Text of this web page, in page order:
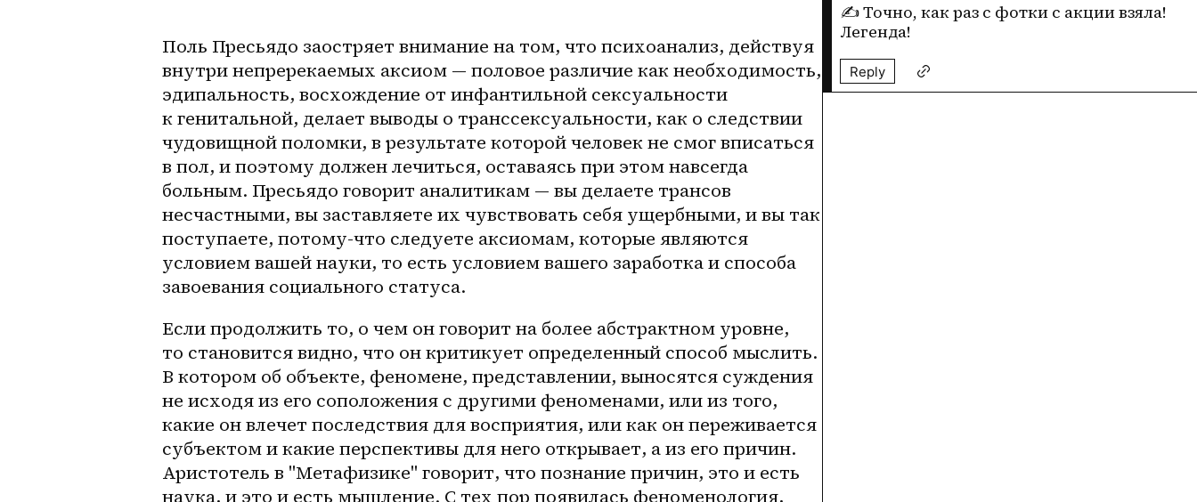
Поль Пресьядо заостряет внимание на том, что психоанализ, действуя
внутри непререкаемых аксиом — половое различие как необходимость,
эдипальность, восхождение от инфантильной сексуальности
к генитальной, делает выводы о транссексуальности, как о следствии
чудовищной поломки, в результате которой человек не смог вписаться
в пол, и поэтому должен лечиться, оставаясь при этом навсегда
больным. Пресьядо говорит аналитикам — вы делаете трансов
несчастными, вы заставляете их чувствовать себя ущербными, и вы так
поступаете, потому-что следуете аксиомам, которые являются
условием вашей науки, то есть условием вашего заработка и способа
завоевания социального статуса.
Если продолжить то, о чем он говорит на более абстрактном уровне,
то становится видно, что он критикует определенный способ мыслить.
В котором об объекте, феномене, представлении, выносятся суждения
не исходя из его соположения с другими феноменами, или из того,
какие он влечет последствия для восприятия, или как он переживается
субъектом и какие перспективы для него открывает, а из его причин.
Аристотель в ''Метафизике'' говорит, что познание причин, это и есть
наука, и это и есть мышление. С тех пор появилась феноменология,
✍️ Точно, как раз с фотки с акции взяла!
Легенда!
Reply